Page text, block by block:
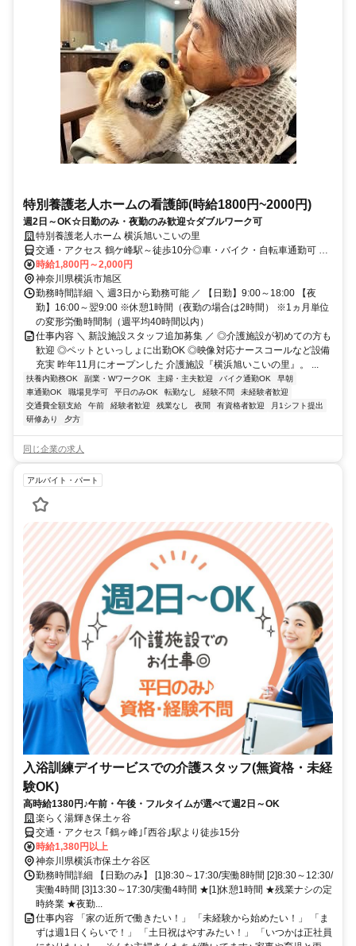
特別養護老人ホームの看護師(時給1800円~2000円)
週2日～OK☆日勤のみ・夜勤のみ歓迎☆ダブルワーク可
特別養護老人ホーム 横浜旭いこいの里
交通・アクセス 鶴ケ峰駅～徒歩10分◎車・バイク・自転車通勤可 ★
交通費全額支給★
時給1,800円～2,000円
神奈川県横浜市旭区
勤務時間詳細 ＼ 週3日から勤務可能 ／ 【日勤】9:00～18:00 【夜
勤】16:00～翌9:00 ※休憩1時間（夜勤の場合は2時間） ※1ヵ月単位
の変形労働時間制（週平均40時間以内）
仕事内容 ＼ 新設施設スタッフ追加募集 ／ ◎介護施設が初めての方も
歓迎 ◎ペットといっしょに出勤OK ◎映像対応ナースコールなど設備
充実 昨年11月にオープンした 介護施設『横浜旭いこいの里』。 ...
扶養内勤務OK 副業・WワークOK 主婦・主夫歓迎 バイク通勤OK
早朝
車通勤OK
職場見学可 平日のみOK 転勤なし 経験不問
未経験者歓迎
交通費全額支給
午前 経験者歓迎 残業なし 夜間 有資格者歓迎
月1シフト提出
研修あり
夕方
同じ企業の求人
アルバイト・パート
入浴訓練デイサービスでの介護スタッフ(無資格・未経
験OK)
高時給1380円♪午前・午後・フルタイムが選べて週2日～OK
楽らく湯輝き保土ヶ谷
交通・アクセス ｢鶴ヶ峰｣｢西谷｣駅より徒歩15分
時給1,380円以上
神奈川県横浜市保土ケ谷区
勤務時間詳細 【日勤のみ】 [1]8:30～17:30/実働8時間 [2]8:30～12:30/
実働4時間 [3]13:30～17:30/実働4時間 ★[1]休憩1時間 ★残業ナシの定
時終業 ★夜勤...
仕事内容 「家の近所で働きたい！」 「未経験から始めたい！」 「ま
ずは週1日くらいで！」 「土日祝はやすみたい！」 「いつかは正社員